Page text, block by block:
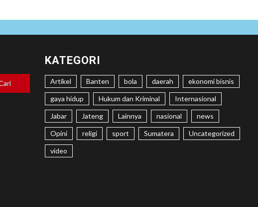
KATEGORI
Artikel Banten bola daerah ekonomi bisnis
gaya hidup Hukum dan Kriminal Internasional
Jabar Jateng Lainnya nasional news
Opini religi sport Sumatera Uncategorized
video